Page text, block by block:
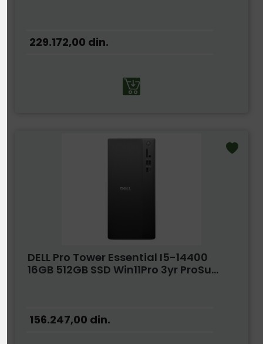
229.172,00 din.
DELL Pro Tower Essential I5-14400
16GB 512GB SSD Win11Pro 3yr ProSu...
156.247,00 din.